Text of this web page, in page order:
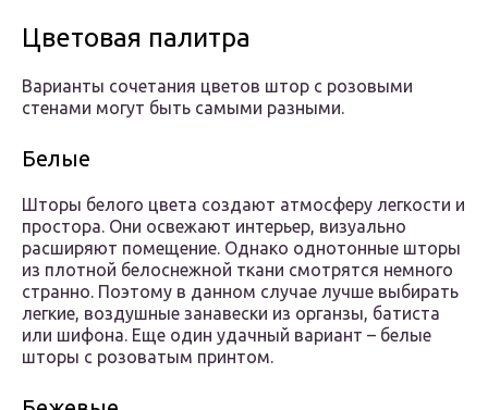
Цветовая палитра
Варианты сочетания цветов штор с розовыми
стенами могут быть самыми разными.
Белые
Шторы белого цвета создают атмосферу легкости и
простора. Они освежают интерьер, визуально
расширяют помещение. Однако однотонные шторы
из плотной белоснежной ткани смотрятся немного
странно. Поэтому в данном случае лучше выбирать
легкие, воздушные занавески из органзы, батиста
или шифона. Еще один удачный вариант – белые
шторы с розоватым принтом.